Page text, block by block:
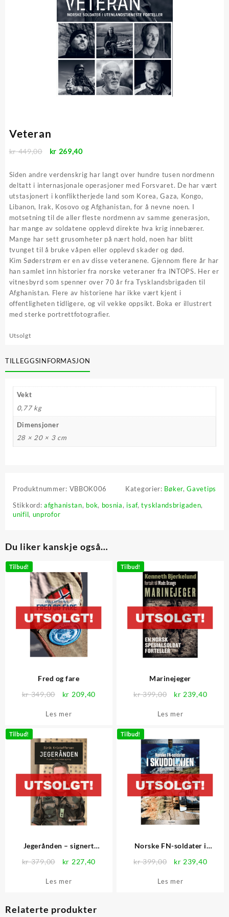
Veteran
kr449,00
Opprinnelig
var:
kr 449,00.
kr 269,40Nåværende
er:
kr 269,40.
Siden andre verdenskrig har langt over hundre tusen nordmenn
deltatt i internasjonale operasjoner med Forsvaret. De har vært
utstasjonert i konfliktherjede land som Korea, Gaza, Kongo,
Libanon, Irak, Kosovo og Afghanistan, for å nevne noen. I
motsetning til de aller fleste nordmenn av samme generasjon,
har mange av soldatene opplevd direkte hva krig innebærer.
Mange har sett grusomheter på nært hold, noen har blitt
tvunget til å bruke våpen eller opplevd skader og død.
Kim Søderstrøm er en av disse veteranene. Gjennom flere år har
han samlet inn historier fra norske veteraner fra INTOPS. Her er
vitnesbyrd som spenner over 70 år fra Tysklandsbrigaden til
Afghanistan. Flere av historiene har ikke vært kjent i
offentligheten tidligere, og vil vekke oppsikt. Boka er illustrert
med sterke portrettfotografier.
Utsolgt
TILLEGGSINFORMASJON
Vekt
0,77 kg
Dimensjoner
28 × 20 × 3 cm
Produktnummer: VBBOK006 Kategorier: Bøker,Gavetips
Stikkord:afghanistan, bok, bosnia, isaf,tysklandsbrigaden,
unifil, unprofor
Du liker kanskje også…
Tilbud!
Fred og fare
kr349,00
Opprinnelig
var:
kr 209,40 Nåværende
Les mer
Tilbud!
Marinejeger
kr399,00
Opprinnelig
var:
kr 239,40
Les mer
Tilbud!
Jegerånden – signert
kr379,00
Opprinnelig
var:
kr 227,40 Nåværende
Les mer
Tilbud!
Norske FN-soldater i
kr399,00
Opprinnelig
var:
kr 239,40
Les mer
Relaterte produkter